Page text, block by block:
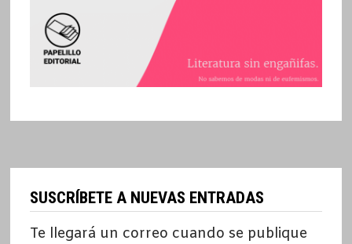
SUSCRÍBETE A NUEVAS ENTRADAS
Te llegará un correo cuando se publique